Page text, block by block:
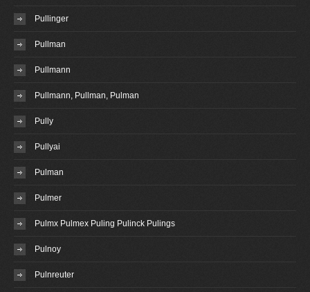
Pullinger
Pullman
Pullmann
Pullmann, Pullman, Pulman
Pully
Pullyai
Pulman
Pulmer
Pulmx Pulmex Puling Pulinck Pulings
Pulnoy
Pulnreuter